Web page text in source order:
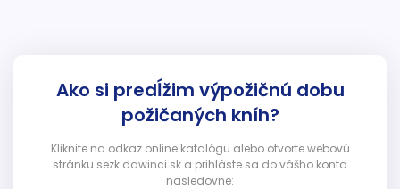
Ako si predĺžim výpožičnú dobu
požičaných kníh?
Kliknite na odkaz online katalógu alebo otvorte webovú
stránku sezk.dawinci.sk a prihláste sa do vášho konta
nasledovne: